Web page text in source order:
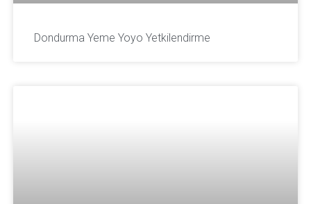
Dondurma Yeme Yoyo Yetkilendirme